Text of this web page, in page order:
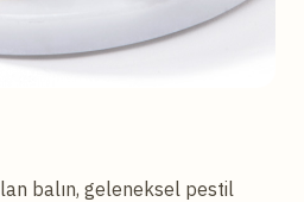
balın, geleneksel pestil